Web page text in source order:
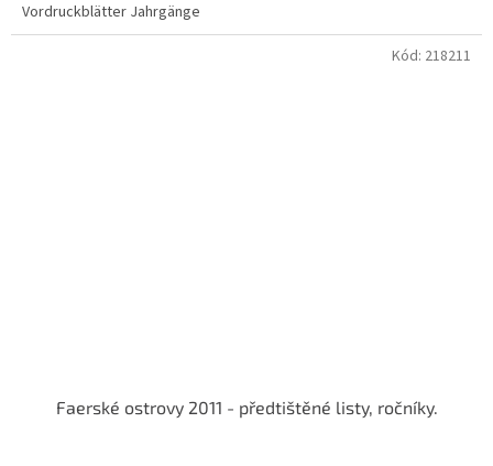
Vordruckblätter Jahrgänge
Faerské ostrovy 2011 - předtištěné listy, ročníky.
Kód: 218211